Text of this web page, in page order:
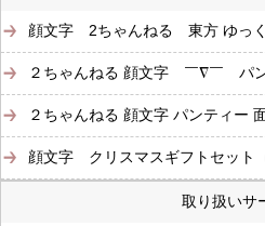
顔文字 2ちゃんねる 東方 ゆっ
２ちゃんねる 顔文字 ￣∇￣ パ
２ちゃんねる 顔文字 パンティー
顔文字 クリスマスギフトセット
取り扱いサ